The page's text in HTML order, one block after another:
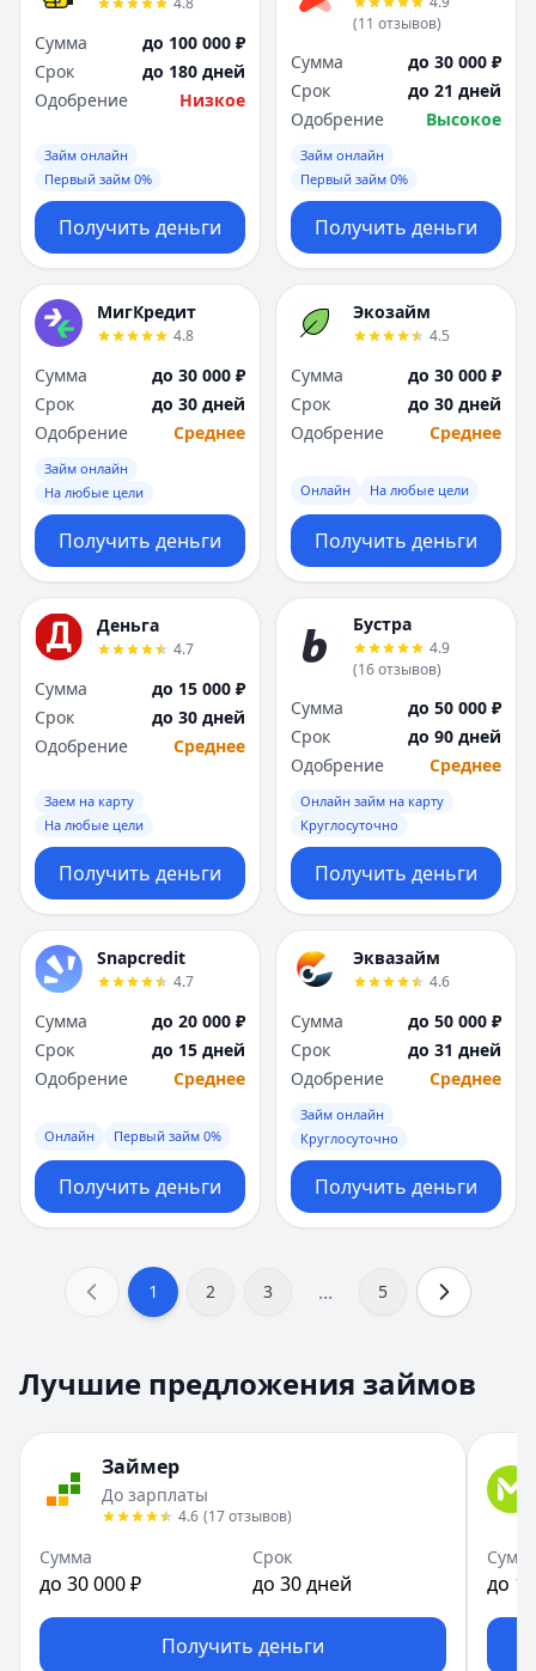
Сумма
до 100 000 ₽
Срок
до 180 дней
Одобрение
Низкое
Займ онлайн
Первый займ 0%
Получить деньги
(11 отзывов)
Сумма
до 30 000 ₽
Срок
до 21 дней
Одобрение
Высокое
Займ онлайн
Первый займ 0%
Получить деньги
МигКредит
4.8
Сумма
до 30 000 ₽
Срок
до 30 дней
Одобрение
Среднее
Займ онлайн
На любые цели
Получить деньги
Экозайм
4.5
Сумма
до 30 000 ₽
Срок
до 30 дней
Одобрение
Среднее
Онлайн На любые цели
Получить деньги
Деньга
4.7
Сумма
до 15 000 ₽
Срок
до 30 дней
Одобрение
Среднее
Заем на карту
На любые цели
Получить деньги
Бустра
4.9
(16отзывов)
Сумма
до 50 000 ₽
Срок
до 90 дней
Одобрение
Среднее
Онлайн займ на карту
Круглосуточно
Получить деньги
Snapcredit
4.7
Сумма
до 20 000 ₽
Срок
до 15 дней
Одобрение
Среднее
Онлайн Первый займ 0%
Получить деньги
Эквазайм
4.6
Сумма
до 50 000 ₽
Срок
до 31 дней
Одобрение
Среднее
Займ онлайн
Круглосуточно
Получить деньги
1 2 3 ... 5
Лучшие предложения займов
Займер
До зарплаты
4.6 (17отзывов)
Сумма
до 30 000 ₽
Срок
до 30 дней
Получить деньги
до